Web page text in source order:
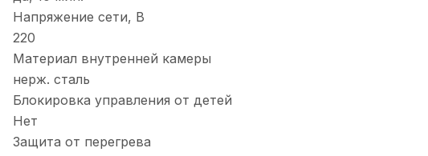
Напряжение сети, В
220
Материал внутренней камеры
нерж. сталь
Блокировка управления от детей
Нет
Защита от перегрева